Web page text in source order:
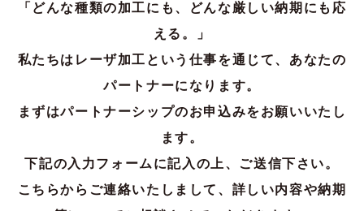
「どんな種類の加工にも、どんな厳しい納期にも応
える。」
私たちはレーザ加工という仕事を通じて、あなたの
パートナーになります。
まずはパートナーシップのお申込みをお願いいたし
ます。
下記の入力フォームに記入の上、ご送信下さい。
こちらからご連絡いたしまして、詳しい内容や納期
ご担当者様氏名
郵便番号